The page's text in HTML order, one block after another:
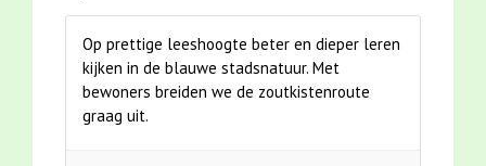
Op prettige leeshoogte beter en dieper leren
kijken in de blauwe stadsnatuur. Met
bewoners breiden we de zoutkistenroute
graag uit.